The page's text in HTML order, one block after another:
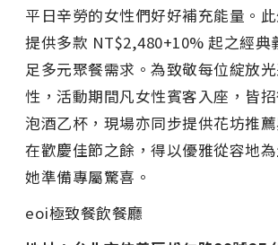
平日辛勞的女性們好好補充能量。
提供多款 NT$2,480+10% 起之經典
足多元聚餐需求。 為致敬每位綻放
性，活動期間凡女性賓客入座，皆
泡酒乙杯，現場亦同步提供花坊推薦
在歡慶佳節之餘，得以優雅從容地
她準備專屬驚喜。
eoi極致餐飲餐廳